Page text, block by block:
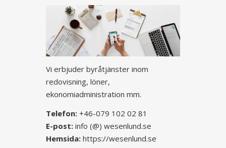
Vi erbjuder byråtjänster inom
redovisning, löner,
ekonomiadministration mm.
Telefon: +46-079 102 02 81
E-post: info (@) wesenlund.se
Hemsida: https://wesenlund.se